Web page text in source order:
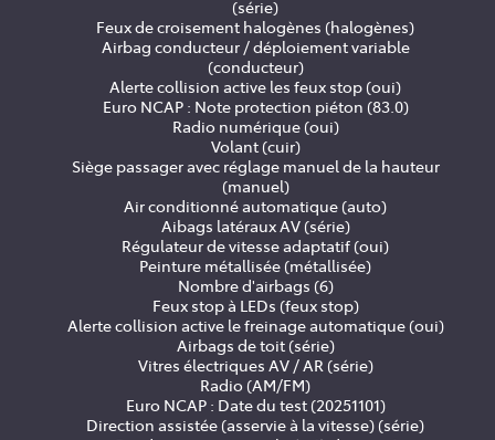
(série)
Feux de croisement halogènes (halogènes)
Airbag conducteur / déploiement variable
(conducteur)
Alerte collision active les feux stop (oui)
Euro NCAP : Note protection piéton (83.0)
Radio numérique (oui)
Volant (cuir)
Siège passager avec réglage manuel de la hauteur
(manuel)
Air conditionné automatique (auto)
Aibags latéraux AV (série)
Régulateur de vitesse adaptatif (oui)
Peinture métallisée (métallisée)
Nombre d'airbags (6)
Feux stop à LEDs (feux stop)
Alerte collision active le freinage automatique (oui)
Airbags de toit (série)
Vitres électriques AV / AR (série)
Radio (AM/FM)
Euro NCAP : Date du test (20251101)
Direction assistée (asservie à la vitesse) (série)